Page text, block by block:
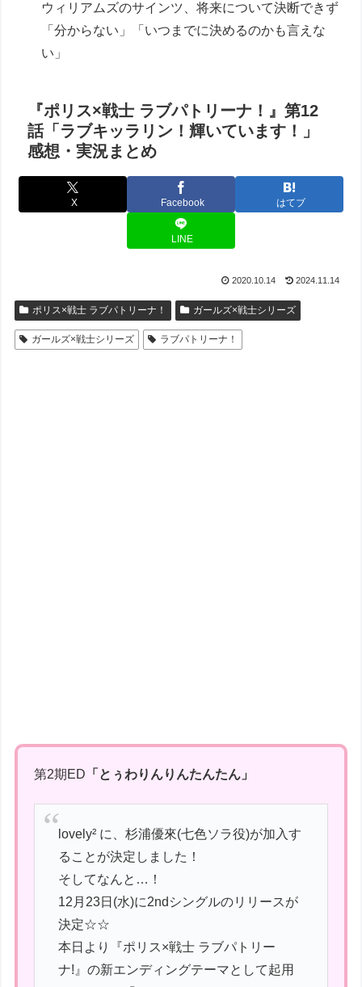
ウィリアムズのサインツ、将来について決断できず
「分からない」「いつまでに決めるのかも言えな
い」
『ポリス×戦士 ラブパトリーナ！』第12
話「ラブキッラリン！輝いています！」
感想・実況まとめ
X Facebook はてブ
LINE
2020.10.14 2024.11.14
ポリス×戦士 ラブパトリーナ！ ガールズ×戦士シリーズ
ガールズ×戦士シリーズ ラブパトリーナ！
第2期ED 「とぅわりんりんたんたん」
lovely² に、杉浦優來(七色ソラ役)が加入す
ることが決定しました！
そしてなんと…！
12月23日(水)に2ndシングルのリリースが
決定☆☆
本日より『ポリス×戦士 ラブパトリー
ナ!』の新エンディングテーマとして起用